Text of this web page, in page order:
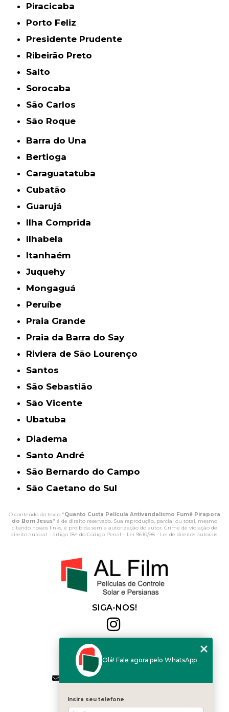
Piracicaba
Porto Feliz
Presidente Prudente
Ribeirão Preto
Salto
Sorocaba
São Carlos
São Roque
Barra do Una
Bertioga
Caraguatatuba
Cubatão
Guarujá
Ilha Comprida
Ilhabela
Itanhaém
Juquehy
Mongaguá
Peruíbe
Praia Grande
Praia da Barra do Say
Riviera de São Lourenço
Santos
São Sebastião
São Vicente
Ubatuba
Diadema
Santo André
São Bernardo do Campo
São Caetano do Sul
O conteúdo do texto "Quanto Custa Película Antivandalismo Fumê Pirapora
do Bom Jesus" é de direito reservado. Sua reprodução, parcial ou total, mesmo
citando nossos links, é proibida sem a autorização do autor. Crime de violação de
direito autoral – artigo 184 do Código Penal – Lei 9610/98 - Lei de direitos autorais.
SIGA-NOS!
(11) 2564-4684
(11) 94168-2041
contato.vendas@alfilm.com.br
MENU
HOME
Olá! Fale agora pelo WhatsApp
Insira seu telefone